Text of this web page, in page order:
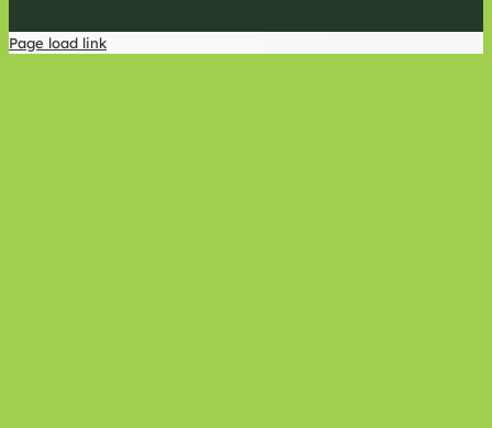
Page load link